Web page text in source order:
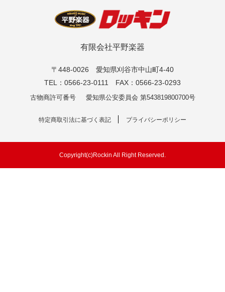
有限会社平野楽器
〒448-0026 愛知県刈谷市中山町4-40
TEL：0566-23-0111 FAX：0566-23-0293
古物商許可番号 愛知県公安委員会 第543819800700号
特定商取引法に基づく表記 プライバシーポリシー
Copyright(c)Rockin All Right Reserved.